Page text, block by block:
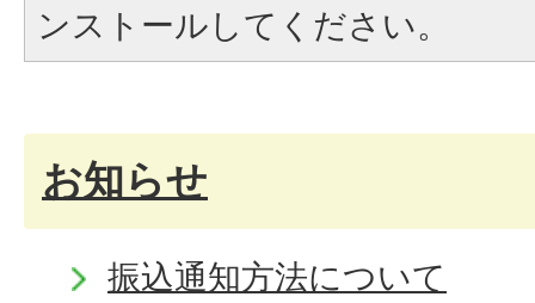
ンストールしてください。
お知らせ
振込通知方法について